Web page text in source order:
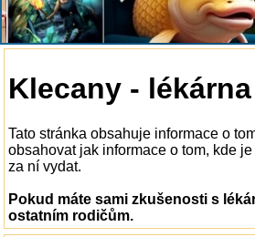
Klecany - lékárna
Tato stránka obsahuje informace o
obsahovat jak informace o tom, kde
za ní vydat.
Pokud máte sami zkušenosti s
ostatním rodičům.